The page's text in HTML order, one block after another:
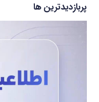
پربازدیدترین ها